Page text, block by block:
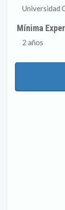
Universidad
Mínima
2 años